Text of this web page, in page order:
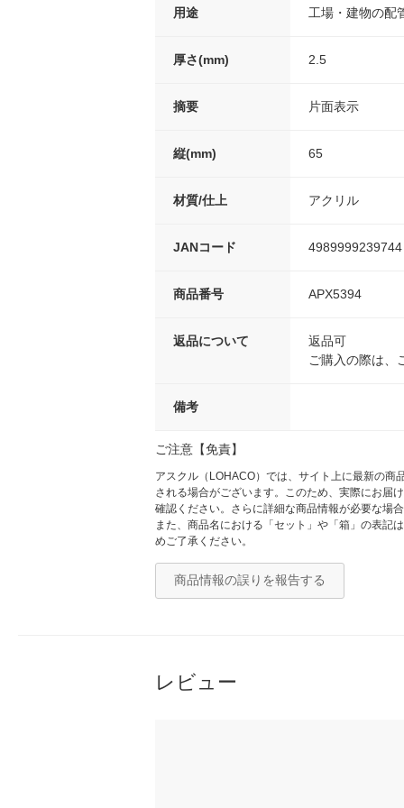
用途 工場・建物の配
厚さ(mm) 2.5
摘要 片面表示
縦(mm) 65
材質/仕上 アクリル
JANコード 4989999239744
商品番号 APX5394
返品について
返品可
ご購入の際は、
備考
ご注意【免責】
アスクル（LOHACO）では、サイト上に最新の商
される場合がございます。このため、実際にお届
確認ください。さらに詳細な商品情報が必要な場
また、商品名における「セット」や「箱」の表記
めご了承ください。
商品情報の誤りを報告する
レビュー